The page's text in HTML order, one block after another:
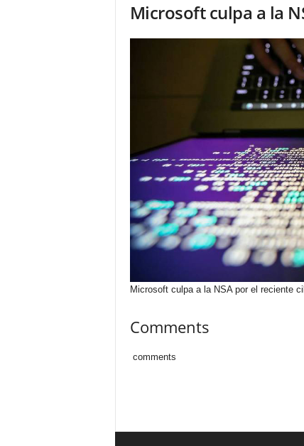
Microsoft culpa a la
Microsoft culpa a la NSA por el reciente
Comments
comments